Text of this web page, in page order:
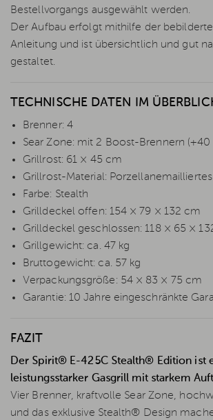
Bestellvorgangs ausgewählt werden.
Der Aufbau erfolgt mithilfe der
Anleitung und ist übersichtlich und gut
gestaltet.
TECHNISCHE DATEN IM
Brenner: 4
Sear Zone: mit 2 Boost-Brennern (+40
Grillrost: 61 × 45 cm
Grillrost-Material:
Farbe: Stealth
Grilldeckel offen: 154 × 79 × 132 cm
Grilldeckel geschlossen: 118 × 65 ×
Grillgewicht: ca. 47 kg
Bruttogewicht: ca. 57 kg
Verpackungsgröße: 54 × 83 × 75 cm
Garantie: 10 Jahre eingeschränkte
FAZIT
Der Spirit® E-425C Stealth® Edition ist
leistungsstarker Gasgrill mit starkem
Vier Brenner, kraftvolle Sear Zone,
und das exklusive Stealth® Design